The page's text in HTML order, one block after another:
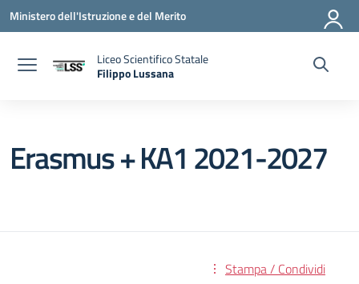
Vai ai contenuti
Vai al menu di navigazione
Vai al footer
Ministero dell'Istruzione e del Merito
Liceo Scientifico Statale
Filippo Lussana
Erasmus + KA1 2021-2027
Stampa / Condividi